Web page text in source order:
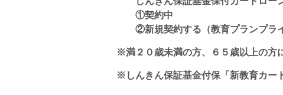
①契約中
②新規契約する（教育プランプライ
※満２０歳未満の方、６５歳以上の方
※しんきん保証基金付保「新教育カー